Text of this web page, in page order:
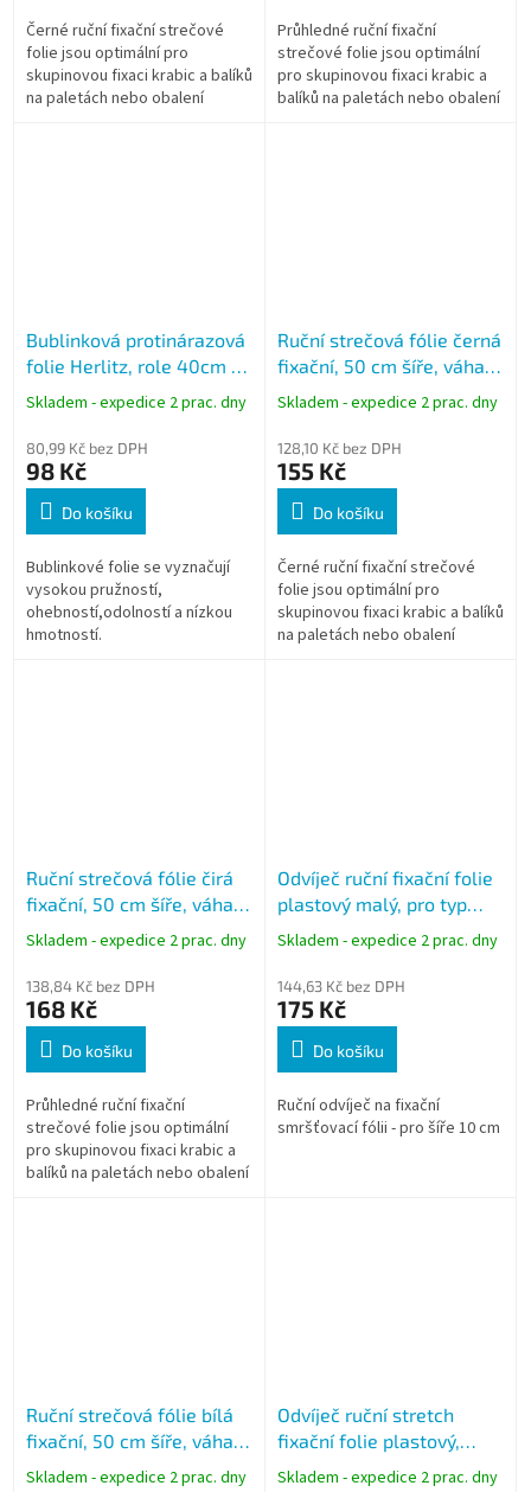
Černé ruční fixační strečové
folie jsou optimální pro
skupinovou fixaci krabic a balíků
na paletách nebo obalení
Průhledné ruční fixační
strečové folie jsou optimální
pro skupinovou fixaci krabic a
balíků na paletách nebo obalení
Bublinková protinárazová
folie Herlitz, role 40cm x
5m
Skladem - expedice 2 prac. dny
80,99 Kč bez DPH
98 Kč
Do košíku
Bublinkové folie se vyznačují
vysokou pružností,
ohebností,odolností a nízkou
hmotností.
Ruční strečová fólie černá
fixační, 50 cm šíře, váha
2,1 kg
Skladem - expedice 2 prac. dny
128,10 Kč bez DPH
155 Kč
Do košíku
Černé ruční fixační strečové
folie jsou optimální pro
skupinovou fixaci krabic a balíků
na paletách nebo obalení
Ruční strečová fólie čirá
fixační, 50 cm šíře, váha
2,1 kg
Skladem - expedice 2 prac. dny
138,84 Kč bez DPH
168 Kč
Do košíku
Průhledné ruční fixační
strečové folie jsou optimální
pro skupinovou fixaci krabic a
balíků na paletách nebo obalení
Odvíječ ruční fixační folie
plastový malý, pro typ
Granát
Skladem - expedice 2 prac. dny
144,63 Kč bez DPH
175 Kč
Do košíku
Ruční odvíječ na fixační
smršťovací fólii - pro šíře 10 cm
Ruční strečová fólie bílá
fixační, 50 cm šíře, váha
2,1 kg
Skladem - expedice 2 prac. dny
Odvíječ ruční stretch
fixační folie plastový,
dvoudílný
Skladem - expedice 2 prac. dny